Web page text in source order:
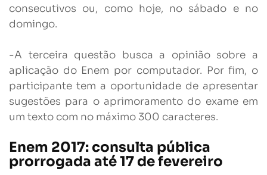
consecutivos ou, como hoje, no sábado e no
domingo.
-A terceira questão busca a opinião sobre a
aplicação do Enem por computador. Por fim, o
participante tem a oportunidade de apresentar
sugestões para o aprimoramento do exame em
um texto com no máximo 300 caracteres.
Enem 2017: consulta pública
prorrogada até 17 de fevereiro